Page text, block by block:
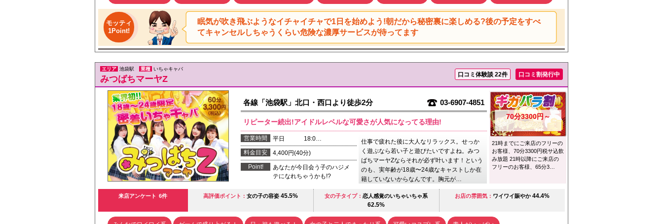
モッティ
1Point!
眠気が吹き飛ぶようなイチャイチャで1日を始めよう!朝だから秘密裏に楽しめる?後の予定をすべ
てキャンセルしちゃうくらい危険な濃厚サービスが待ってます
エリア 池袋駅 業種 いちゃキャバ
みつばちマーヤZ 口コミ体験談 22件 口コミ割発行中
各線「池袋駅」北口・西口より徒歩2分 03-6907-4851
リピーター続出!アイドルレベルな可愛さが人気になってる理由!
営業時間
平日 18:0…
料金目安
4,400円(40分)
Point!
あなたが今日会う子のハジメ
テになれちゃうかも!?
仕事で疲れた後に大人なリラックス。せっか
く遊ぶなら若い子と遊びたいですよね。みつ
ばちマーヤZならそれが必ず叶います！という
のも、実年齢が18歳〜24歳なキャストしか在
籍していないからなんです。胸元が…
来店アンケート 6件 高評価ポイント： 女の子の容姿45.5% 女の子タイプ：恋人感覚のいちゃいちゃ系
62.5%
お店の雰囲気： ワイワイ賑やか44.4%
70分3300円～
21時までにご来店のフリーの
お客様、70分3300円税サ込飲
み放題 21時以降にご来店の
フリーのお客様、65分3…